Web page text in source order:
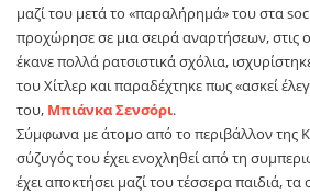
μαζί του μετά το «παραλήρημά» του στα
προχώρησε σε μια σειρά αναρτήσεων, στις
έκανε πολλά ρατσιστικά σχόλια,
του Χίτλερ και παραδέχτηκε πως «ασκεί
του, Μπιάνκα Σενσόρι.
Σύμφωνα με άτομο από το περιβάλλον της
σύζυγός του έχει ενοχληθεί από τη
έχει αποκτήσει μαζί του τέσσερα παιδιά, τα